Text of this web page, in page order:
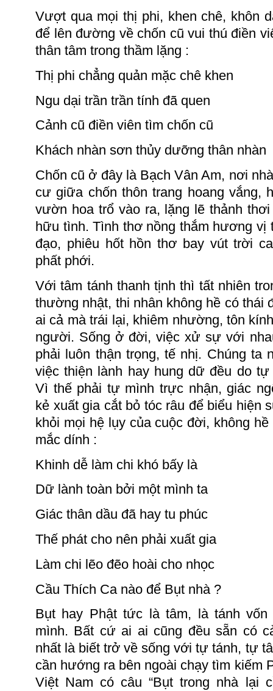
Vượt qua mọi thị phi, khen chê, khôn
để lên đường về chốn cũ vui thú điền
thân tâm trong thầm lặng :
Thị phi chẳng quản mặc chê khen
Ngu dại trần trần tính đã quen
Cảnh cũ điền viên tìm chốn cũ
Khách nhàn sơn thủy dưỡng thân nhàn
Chốn cũ ở đây là Bạch Vân Am, nơi
cư giữa chốn thôn trang hoang vắng,
vườn hoa trổ vào ra, lặng lẽ thảnh
hữu tình.Tình thơ nồng thắm hương vị
đạo, phiêu hốt hồn thơ bay vúttrời
phất phới.
Với tâm tánh thanh tịnh thì tất nhiên
thường nhật, thi nhân không hề có thái
ai cả mà trái lại, khiêm nhường, tôn
người. Sống ở đời, việc xử sự với
phải luôn thận trọng, tế nhị. Chúng ta
việc thiện lành hay hung dữ đều do
Vì thế phải tự mình trực nhận, giác
kẻ xuất gia cắt bỏ tóc râu để biểu hiện
khỏi mọi hệ lụy của cuộc đời, không hề
mắc dính :
Khinh dễ làm chi khó bấy là
Dữ lành toàn bởi một mình ta
Giác thân dầu đã hay tu phúc
Thế phát cho nên phải xuất gia
Làm chi lẽo đẽo hoài cho nhọc
Cầu Thích Ca nào để Bụt nhà ?
Bụt hay Phật tức là tâm, là tánh vốn
mình. Bất cứ ai ai cũng đều sẵn có
nhất là biết trở về sống với tự tánh, tự
cần hướng ra bên ngoài chạy tìm kiếm
Việt Nam có câu “Bụt trong nhà lại